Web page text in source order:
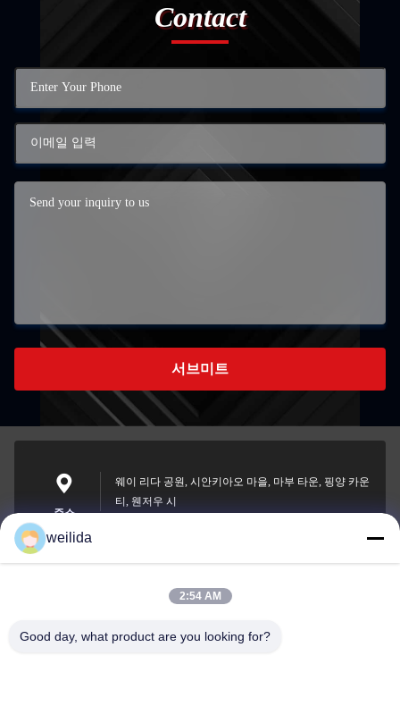
Contact
서브미트
주소
웨이 리다 공원, 시안키아오 마을, 마부 타운, 핑양 카운
티, 웬저우 시
E-mail
1013008132@qq.com
weilida
2:54 AM
Good day, what product are you looking for?